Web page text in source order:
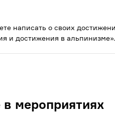
написать о своих
и достижения в
в мероприятиях